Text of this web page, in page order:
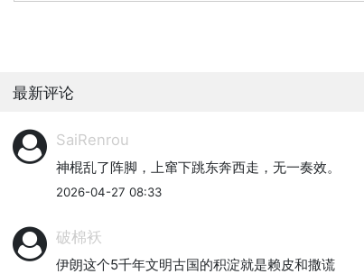
最新评论
SaiRenrou
神棍乱了阵脚，上窜下跳东奔西走，无一奏效。
2026-04-27 08:33
破棉袄
伊朗这个5千年文明古国的积淀就是赖皮和撒谎